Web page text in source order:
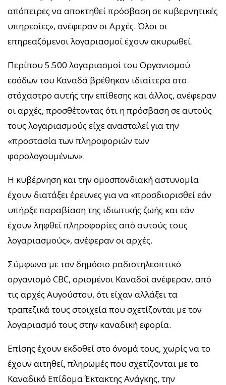
απόπειρες να αποκτηθεί πρόσβαση σε κυβερνητικές
υπηρεσίες», ανέφεραν οι Aρχές. Όλοι οι
επηρεαζόμενοι λογαριασμοί έχουν ακυρωθεί.
Περίπου 5.500 λογαριασμοί του Οργανισμού
εσόδων του Καναδά βρέθηκαν ιδιαίτερα στο
στόχαστρο αυτής την επίθεσης και άλλος, ανέφεραν
οι αρχές, προσθέτοντας ότι η πρόσβαση σε αυτούς
τους λογαριασμούς είχε ανασταλεί για την
«προστασία των πληροφοριών των
φορολογουμένων».
Η κυβέρνηση και την ομοσπονδιακή αστυνομία
έχουν διατάξει έρευνες για να «προσδιορισθεί εάν
υπήρξε παραβίαση της ιδιωτικής ζωής και εάν
έχουν ληφθεί πληροφορίες από αυτούς τους
λογαριασμούς», ανέφεραν οι αρχές.
Σύμφωνα με τον δημόσιο ραδιοτηλεοπτικό
οργανισμό CBC, ορισμένοι Καναδοί ανέφεραν, από
τις αρχές Αυγούστου, ότι είχαν αλλάξει τα
τραπεζικά τους στοιχεία που σχετίζονται με τον
λογαριασμό τους στην καναδική εφορία.
Επίσης έχουν εκδοθεί στο όνομά τους, χωρίς να το
έχουν αιτηθεί, πληρωμές που σχετίζονται με το
Καναδικό Επίδομα Έκτακτης Ανάγκης, την